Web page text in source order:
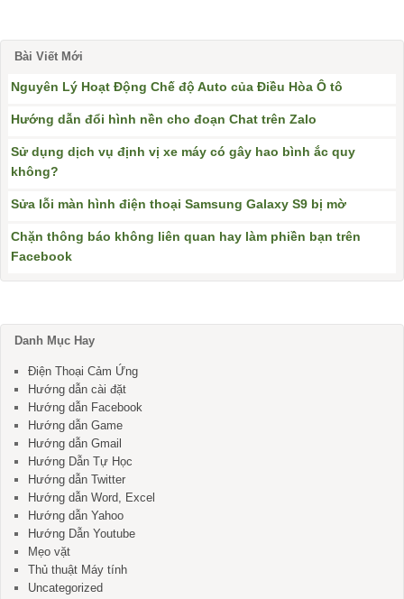
Bài Viết Mới
Nguyên Lý Hoạt Động Chế độ Auto của Điều Hòa Ô tô
Hướng dẫn đổi hình nền cho đoạn Chat trên Zalo
Sử dụng dịch vụ định vị xe máy có gây hao bình ắc quy
không?
Sửa lỗi màn hình điện thoại Samsung Galaxy S9 bị mờ
Chặn thông báo không liên quan hay làm phiền bạn trên
Facebook
Danh Mục Hay
Điện Thoại Cảm Ứng
Hướng dẫn cài đặt
Hướng dẫn Facebook
Hướng dẫn Game
Hướng dẫn Gmail
Hướng Dẫn Tự Học
Hướng dẫn Twitter
Hướng dẫn Word, Excel
Hướng dẫn Yahoo
Hướng Dẫn Youtube
Mẹo vặt
Thủ thuật Máy tính
Uncategorized